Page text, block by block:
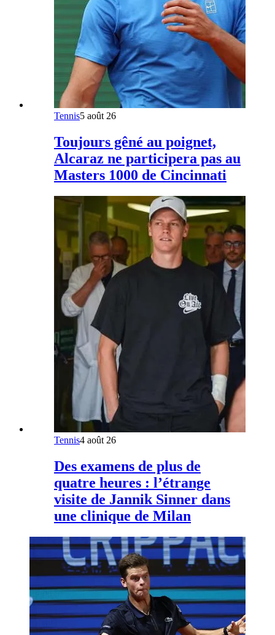
Tennis5 août 26
Toujours gêné au poignet,
Alcaraz ne participera pas au
Masters 1000 de Cincinnati
Tennis4 août 26
Des examens de plus de
quatre heures : l’étrange
visite de Jannik Sinner dans
une clinique de Milan